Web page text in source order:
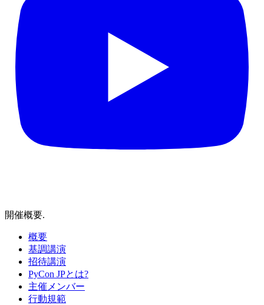
開催概要.
概要
基調講演
招待講演
PyCon JPとは?
主催メンバー
行動規範